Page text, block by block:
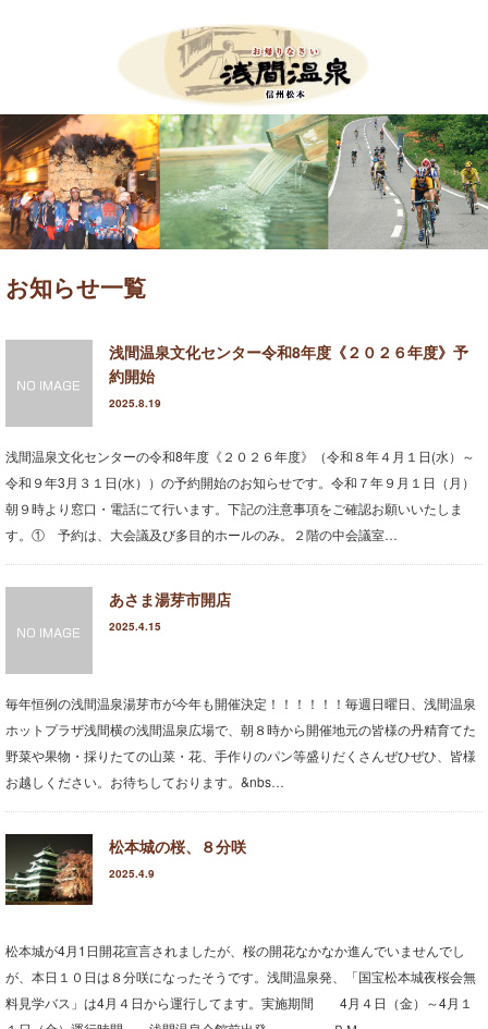
お知らせ一覧
浅間温泉文化センター令和8年度《２０２６年度》予
約開始
2025.8.19
浅間温泉文化センターの令和8年度《２０２６年度》（令和８年４月１日(水）～
令和９年3月３１日(水））の予約開始のお知らせです。令和７年９月１日（月）
朝９時より窓口・電話にて行います。下記の注意事項をご確認お願いいたしま
す。① 予約は、大会議及び多目的ホールのみ。２階の中会議室…
あさま湯芽市開店
2025.4.15
毎年恒例の浅間温泉湯芽市が今年も開催決定！！！！！！毎週日曜日、浅間温泉
ホットプラザ浅間横の浅間温泉広場で、朝８時から開催地元の皆様の丹精育てた
野菜や果物・採りたての山菜・花、手作りのパン等盛りだくさんぜひぜひ、皆様
お越しください。お待ちしております。&nbs…
松本城の桜、８分咲
2025.4.9
松本城が4月1日開花宣言されましたが、桜の開花なかなか進んでいませんでし
が、本日１０日は８分咲になったそうです。浅間温泉発、「国宝松本城夜桜会無
料見学バス」は4月４日から運行してます。実施期間 4月４日（金）～4月１
HOME
お知らせ
イベント案内
ツール・ド・美ヶ原
たいまつ祭り
アサマップ
食べ歩き案内
おすすめの宿案内
お茶とお散歩案内
文学文化財案内
浅間温泉観光協会会員一覧
みどころ
浅間温泉写真館
昔の浅間温泉
浅間温泉の宝
コンベンションガイド